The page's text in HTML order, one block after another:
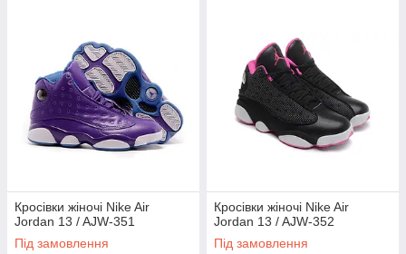
Кросівки жіночі Nike Air
Jordan 13 / AJW-351
Під замовлення
Кросівки жіночі Nike Air
Jordan 13 / AJW-352
Під замовлення